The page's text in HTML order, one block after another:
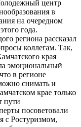
центр
в
на очередном
года.
региона рассказал
коллегам. Так,
края
эмоциональный
в регионе
снимать и
крае только
пути
посоветовали
с Ростуризмом,